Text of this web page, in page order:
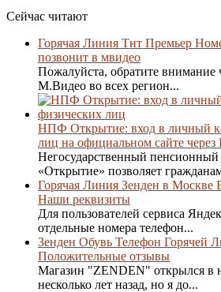
Сейчас читают
Горячая Линия Тнт Премьер
позвонит в мвидео
Пожалуйста, обратите внимание
М.Видео во всех регион...
НПФ Открытие: вход в личный
лиц на официальном сайте через
Негосударственный пенсионный
«Открытие» позволяет
Горячая Линия Зенден в Москве
Наши реквизиты
Для пользователей сервиса
отдельные номера телефон...
Зенден Обувь Телефон Горячей
Положительные отзывы
Магазин "ZENDEN" открылся в
несколько лет назад, но я до...